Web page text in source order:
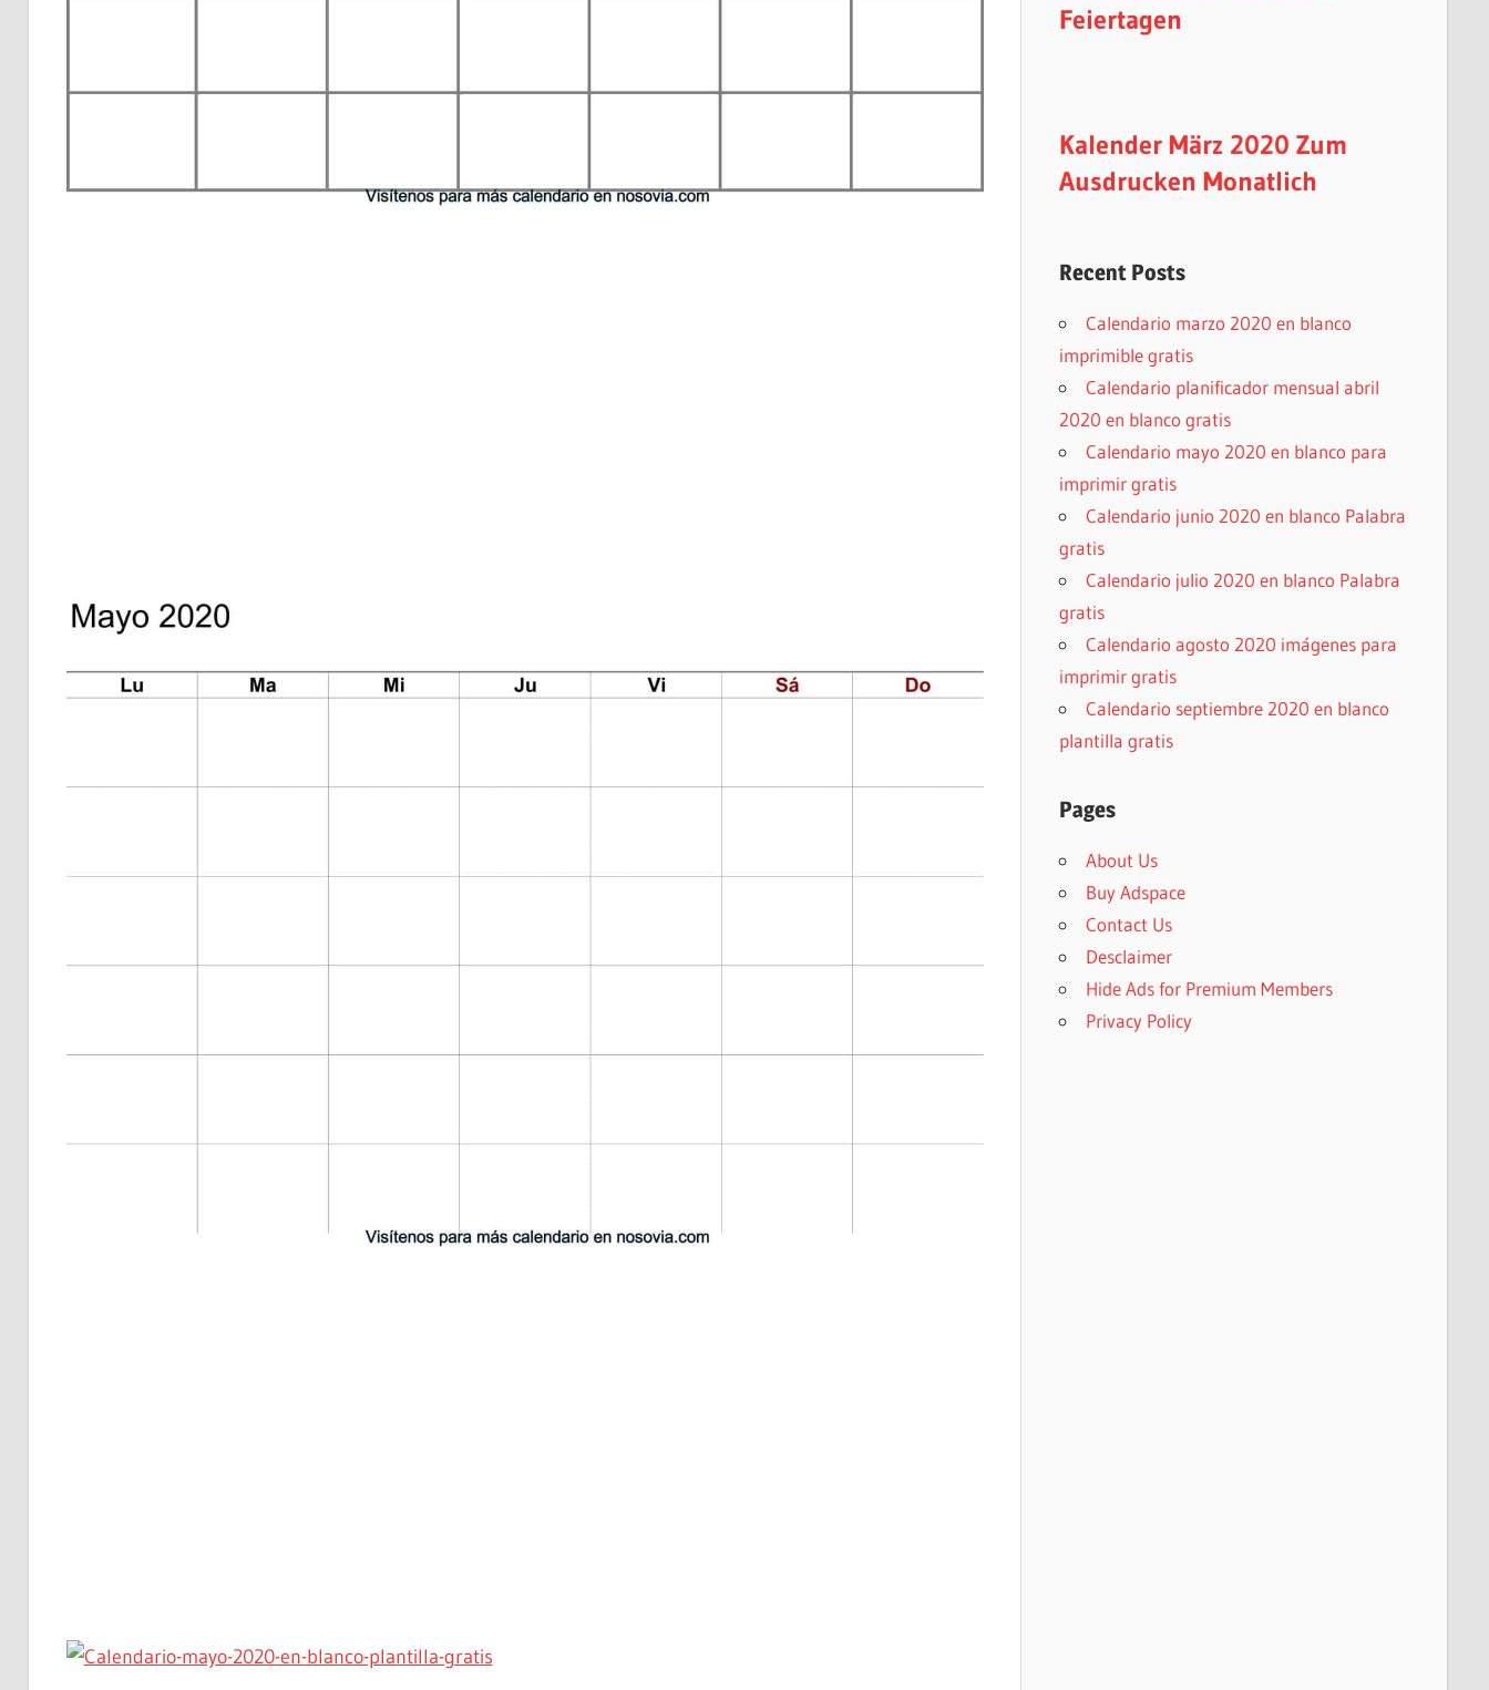
Feiertagen
Kalender März 2020 Zum
Ausdrucken Monatlich
Recent Posts
Calendario marzo 2020 en blanco
imprimible gratis
Calendario planificador mensual abril
2020 en blanco gratis
Calendario mayo 2020 en blanco para
imprimir gratis
Calendario junio 2020 en blanco Palabra
gratis
Calendario julio 2020 en blanco Palabra
gratis
Calendario agosto 2020 imágenes para
imprimir gratis
Calendario septiembre 2020 en blanco
plantilla gratis
Pages
About Us
Buy Adspace
Contact Us
Desclaimer
Hide Ads for Premium Members
Privacy Policy